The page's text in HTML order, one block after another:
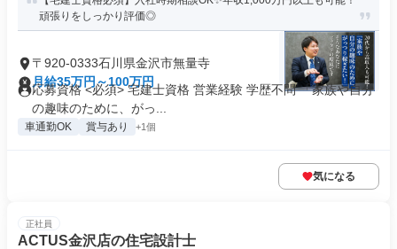
頑張りをしっかり評価◎
〒920-0333石川県金沢市無量寺
月給35万円～100万円
応募資格 <必須> 宅建士資格 営業経験 学歴不問 「家族や自分
の趣味のために、がっ...
車通勤OK 賞与あり +1個
気になる
正社員
ACTUS金沢店の住宅設計士